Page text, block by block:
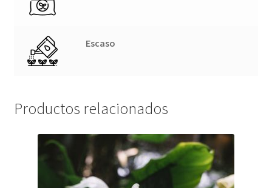
Escaso
Productos relacionados